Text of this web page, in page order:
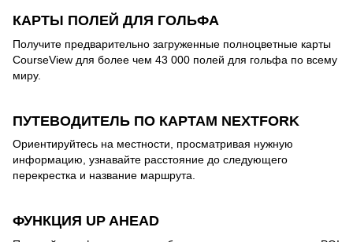
КАРТЫ ПОЛЕЙ ДЛЯ ГОЛЬФА
Получите предварительно загруженные полноцветные карты
CourseView для более чем 43 000 полей для гольфа по всему
миру.
ПУТЕВОДИТЕЛЬ ПО КАРТАМ NEXTFORK
Ориентируйтесь на местности, просматривая нужную
информацию, узнавайте расстояние до следующего
перекрестка и название маршрута.
ФУНКЦИЯ UP AHEAD